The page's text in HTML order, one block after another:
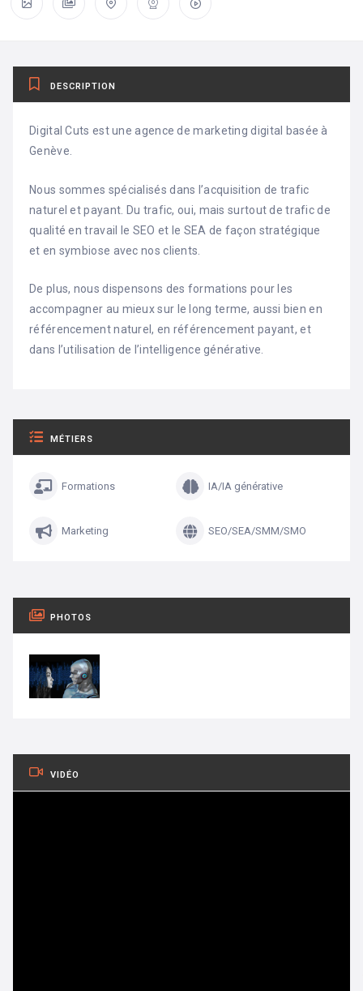
DESCRIPTION
Digital Cuts est une agence de marketing digital basée à
Genève.
Nous sommes spécialisés dans l’acquisition de trafic
naturel et payant. Du trafic, oui, mais surtout de trafic de
qualité en travail le SEO et le SEA de façon stratégique
et en symbiose avec nos clients.
De plus, nous dispensons des formations pour les
accompagner au mieux sur le long terme, aussi bien en
référencement naturel, en référencement payant, et
dans l’utilisation de l’intelligence générative.
MÉTIERS
Formations IA/IA générative
Marketing SEO/SEA/SMM/SMO
PHOTOS
VIDÉO